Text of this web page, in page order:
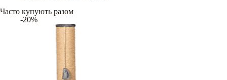
Часто купують разом
-20%